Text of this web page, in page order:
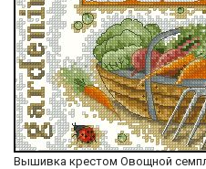
Вышивка крестом Овощной